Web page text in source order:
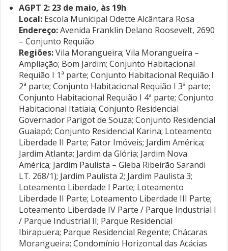
AGPT 2: 23 de maio, às 19h
Local: Escola Municipal Odette Alcântara Rosa
Endereço:Avenida Franklin Delano Roosevelt, 2690
– Conjunto Requião
Regiões:Vila Morangueira; Vila Morangueira –
Ampliação; Bom Jardim; Conjunto Habitacional
Requião I 1ª parte; Conjunto Habitacional Requião I
2ª parte; Conjunto Habitacional Requião I 3ª parte;
Conjunto Habitacional Requião I 4ª parte; Conjunto
Habitacional Itatiaia; Conjunto Residencial
Governador Parigot de Souza; Conjunto Residencial
Guaiapó; Conjunto Residencial Karina; Loteamento
Liberdade II Parte; Fator Imóveis; Jardim América;
Jardim Atlanta; Jardim da Glória; Jardim Nova
América; Jardim Paulista – Gleba Ribeirão Sarandi
LT. 268/1); Jardim Paulista 2; Jardim Paulista 3;
Loteamento Liberdade I Parte; Loteamento
Liberdade II Parte; Loteamento Liberdade III Parte;
Loteamento Liberdade IV Parte / Parque Industrial I
/ Parque Industrial II; Parque Residencial
Ibirapuera; Parque Residencial Regente; Chácaras
Morangueira; Condomínio Horizontal das Acácias